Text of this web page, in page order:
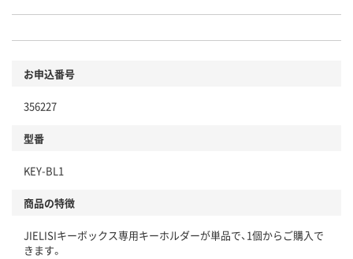
お申込番号
356227
型番
KEY-BL1
商品の特徴
JIELISIキーボックス専用キーホルダーが単品で、1個からご購入で
きます。